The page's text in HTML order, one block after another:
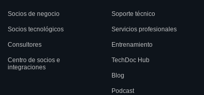
Socios de negocio
Socios tecnológicos
Consultores
Centro de socios e
integraciones
Soporte técnico
Servicios profesionales
Entrenamiento
TechDoc Hub
Blog
Podcast